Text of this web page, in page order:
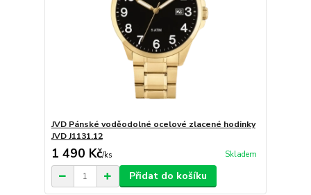
JVD Pánské voděodolné ocelové zlacené hodinky
JVD J1131.12
1 490 Kč/ks Skladem
Přidat do košíku